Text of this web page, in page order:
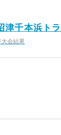
津千本浜ト
大会結果